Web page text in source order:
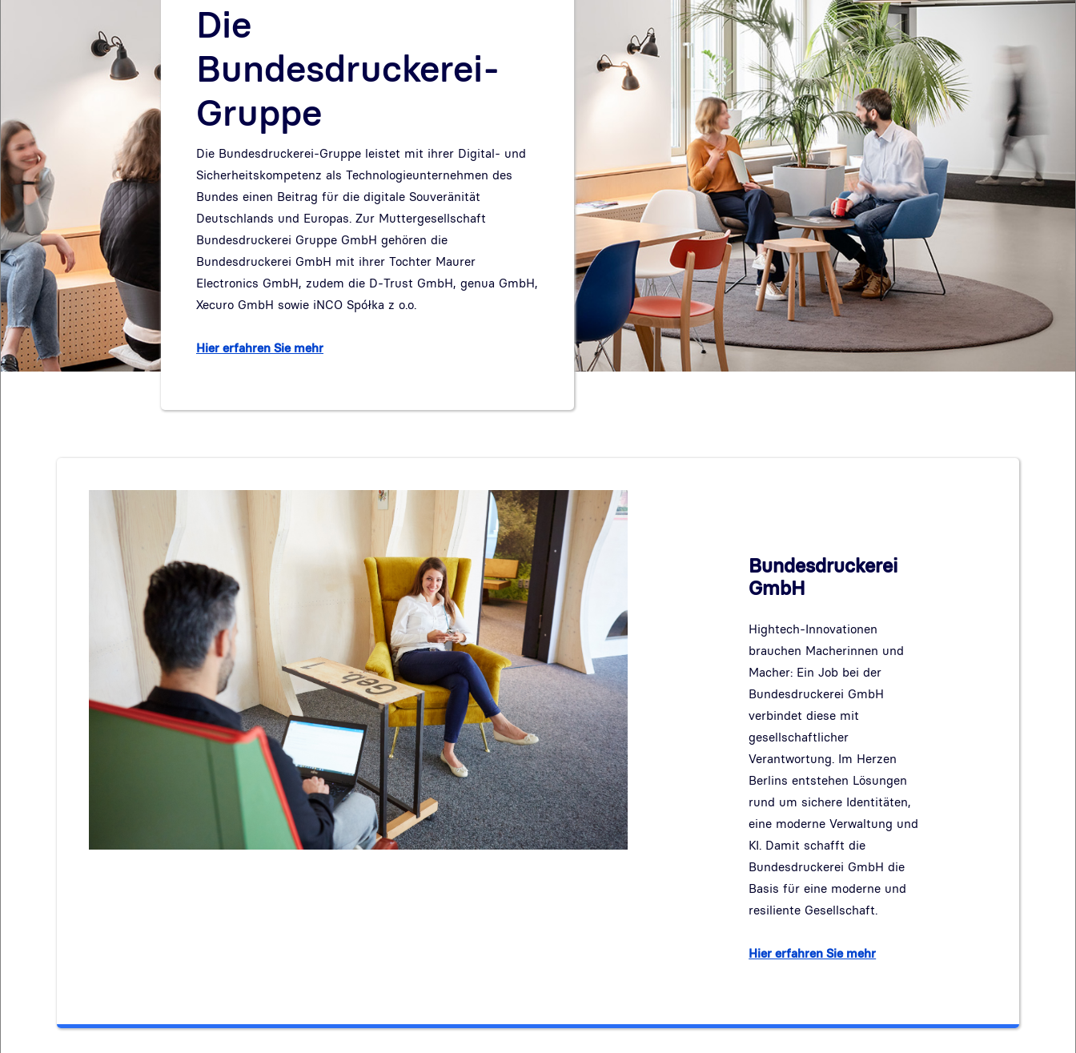
Die
Bundesdruckerei-
Gruppe
Die Bundesdruckerei-Gruppe leistet mit ihrer Digital- und
Sicherheitskompetenz als Technologieunternehmen des
Bundes einen Beitrag für die digitale Souveränität
Deutschlands und Europas. Zur Muttergesellschaft
Bundesdruckerei Gruppe GmbH gehören die
Bundesdruckerei GmbH mit ihrer Tochter Maurer
Electronics GmbH, zudem die D-Trust GmbH, genua GmbH,
Xecuro GmbH sowie iNCO Spółka z o.o.
Hier erfahren Sie mehr
Bundesdruckerei
GmbH
Hightech-Innovationen
brauchen Macherinnen und
Macher: Ein Job bei der
Bundesdruckerei GmbH
verbindet diese mit
gesellschaftlicher
Verantwortung. Im Herzen
Berlins entstehen Lösungen
rund um sichere Identitäten,
eine moderne Verwaltung und
KI. Damit schafft die
Bundesdruckerei GmbH die
Basis für eine moderne und
resiliente Gesellschaft.
Hier erfahren Sie mehr